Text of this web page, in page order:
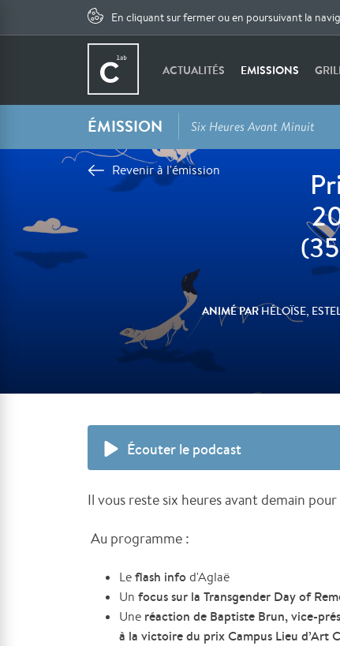
En cliquant sur fermer ou en poursuivant la
ACTUALITÉS EMISSIONS
ÉMISSION Six Heures Avant Minuit
Revenir à l'émission
ANIMÉ PARHÉLOÏSE,
Écouter le podcast
Il vous reste six heures avant demain
Au programme :
Le flash infod'Aglaë
Un focus sur la Transgender Day of
Une réaction de Baptiste Brun, vice-
à la victoire du prix Campus Lieu d’Art